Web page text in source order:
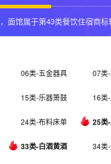
，面馆属于第43类餐饮住宿商标
06类-五金器具 07类
15类-乐器箫鼓 16类
24类-布料床单 25类
33类-白酒黄酒 34类